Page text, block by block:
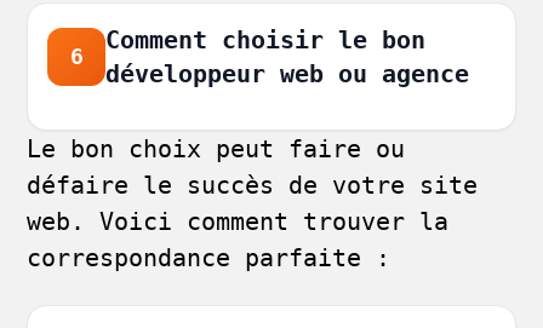
6
Comment choisir le bon
développeur web ou agence
Le bon choix peut faire ou
défaire le succès de votre site
web. Voici comment trouver la
correspondance parfaite :